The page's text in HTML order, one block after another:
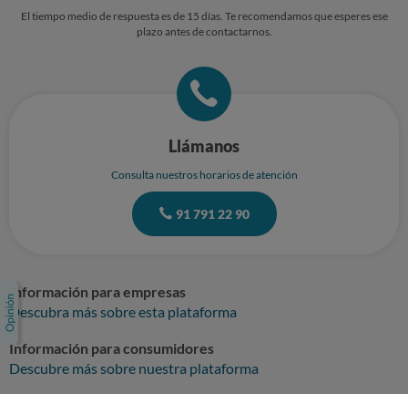
El tiempo medio de respuesta es de 15 días. Te recomendamos que esperes ese
plazo antes de contactarnos.
Llámanos
Consulta nuestros horarios de atención
91 791 22 90
Información para empresas
Descubra más sobre esta plataforma
Información para consumidores
Descubre más sobre nuestra plataforma